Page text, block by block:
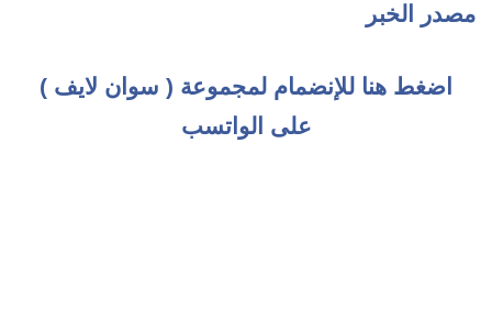
مصدر الخبر
اضغط هنا للإنضمام لمجموعة ( سوان لايف )
على الواتسب